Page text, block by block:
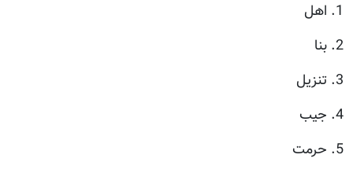
1. اهل
2. بنا
3. تنزيل
4. جيب
5. حرمت